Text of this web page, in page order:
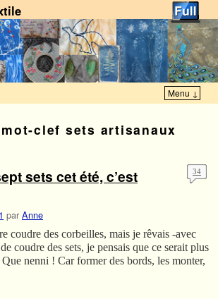
Menu ↓
clef sets artisanaux
sets cet été, c’est
par Anne
34
coudre des corbeilles, mais je rêvais -avec
coudre des sets, je pensais que ce serait plus
nenni ! Car former des bords, les monter,